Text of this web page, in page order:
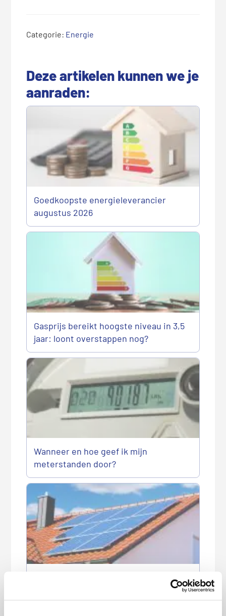
Categorie: Energie
Deze artikelen kunnen we je
aanraden:
Goedkoopste energieleverancier
augustus 2026
Gasprijs bereikt hoogste niveau in 3,5
jaar: loont overstappen nog?
Wanneer en hoe geef ik mijn
meterstanden door?
Brand door zonnepanelen: dit moet je